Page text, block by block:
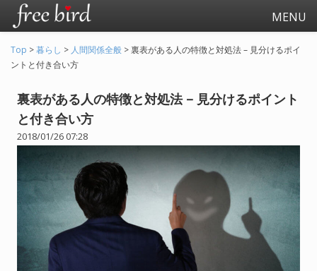
MENU
起業
会社生活
会社の仕事全般
会社の人間関係
Top >暮らし > 人間関係全般 >裏表がある人の特徴と対処法 – 見分けるポイ
ントと付き合い方
裏表がある人の特徴と対処法 – 見分けるポイント
と付き合い方
2018/01/26 07:28